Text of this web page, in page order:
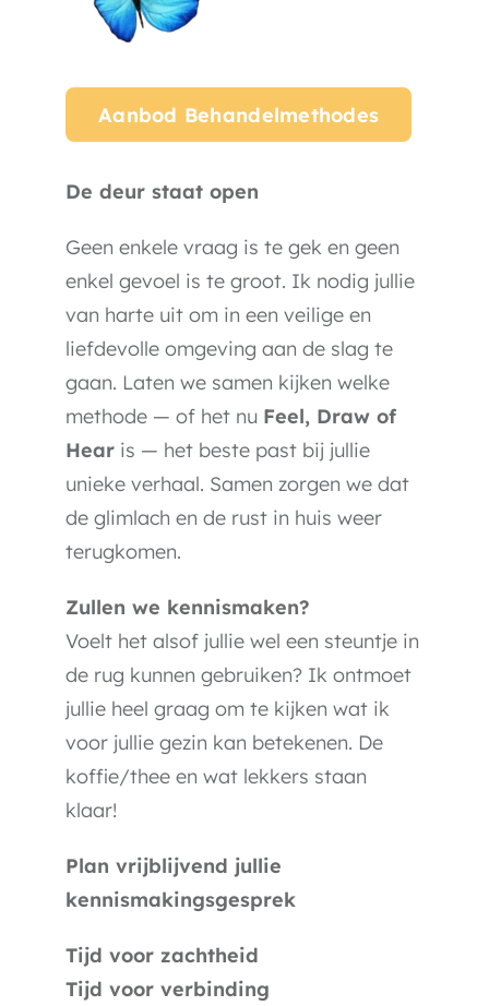
Aanbod Behandelmethodes
De deur staat open
Geen enkele vraag is te gek en geen
enkel gevoel is te groot. Ik nodig jullie
van harte uit om in een veilige en
liefdevolle omgeving aan de slag te
gaan. Laten we samen kijken welke
methode — of het nu Feel, Draw of
Hear is — het beste past bij jullie
unieke verhaal. Samen zorgen we dat
de glimlach en de rust in huis weer
terugkomen.
Zullen we kennismaken?
Voelt het alsof jullie wel een steuntje in
de rug kunnen gebruiken? Ik ontmoet
jullie heel graag om te kijken wat ik
voor jullie gezin kan betekenen. De
koffie/thee en wat lekkers staan
klaar!
Plan vrijblijvend jullie
kennismakingsgesprek
Tijd voor zachtheid
Tijd voor verbinding